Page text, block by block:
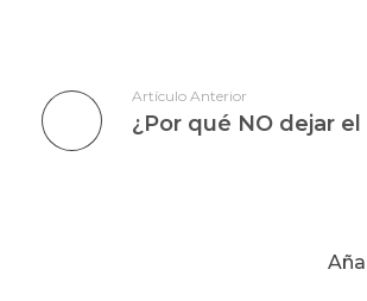
Artículo Anterior
¿Por qué NO dejar